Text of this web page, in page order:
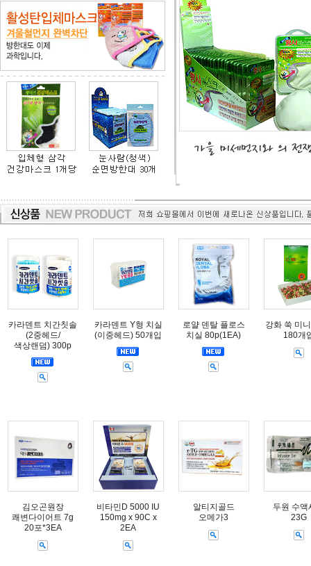
카라덴트 치간칫솔
(2중헤드/
색상랜덤) 300p
카라덴트 Y형 치실
(이중헤드) 50개입
로얄 덴탈 플로스
치실 80p(1EA)
강화 쑥 미
180개
김오곤원장
쾌변다이어트 7g
20포*3EA
비타민D 5000 IU
150mg x 90C x
2EA
알티지골드
오메가3
두원 수액
23G